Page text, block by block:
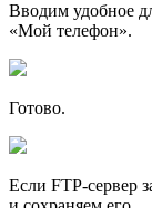
Вводим удобное
«Мой телефон».
Готово.
Если FTP-сервер